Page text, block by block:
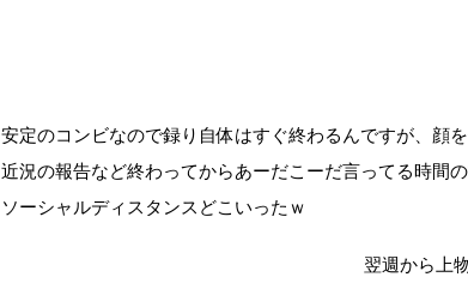
安定のコンビなので録り自体はすぐ終わるんですが、顔
近況の報告など終わってからあーだこーだ言ってる時間
ソーシャルディスタンスどこいったｗ
翌週から上